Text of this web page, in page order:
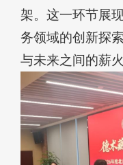
架。这一环节展
务领域的创新探
与未来之间的薪火